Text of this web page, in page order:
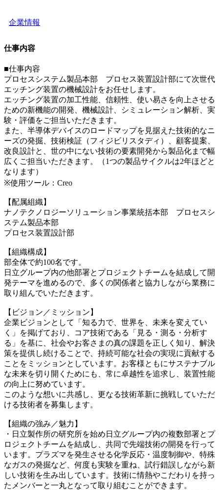
企業情報
仕事内容
■仕事内容
プロセスシステム製品本部 プロセス装置設計部にて次世代
エッチング装置の機械設計をお任せします。
エッチング装置の加工性能、信頼性、使い易さを向上させる
ための新機能の開発、機械設計、シミュレーション解析、実
験・評価をご担当いただきます。
また、半導体デバイスのロードマップを見据えた技術的なニ
ーズの発掘、技術検証（フィジビリスタディ）、顧客提案、
改良設計と、世の中にない技術の要素開発から製品化まで幅
広くご担当いただきます。（1つの製品サイクルは2年ほどと
なります）
※使用ツール：Creo
【配属組織】
ナノテクノロジーソリューション事業統括本部 プロセスシ
ステム製品本部
プロセス装置設計部
【組織構成】
部全体で約100名です。
日立グループ内の他部署とプロジェクトチームを結成して開
発テーマを進めるので、多くの関係者と協力しながら業務に
取り組んでいただきます。
【ビジョン／ミッション】
企業ビジョンとして「知る力で、世界を、未来を変えてい
く」を掲げており、コア技術である「見る・測る・分析す
る」を基に、社会やお客さまの真の課題を正しく知り、解決
策を提供し続けることで、持続可能な社会の実現に貢献する
ことをミッションとしています。お客様ともにサステナブル
な未来を切り開くためにも、常に卓越性を追求し、装置性能
の向上に努めています。
このような想いに共感し、更なる技術革新に挑戦していただ
ける技術者を募集します。
【組織の強み／魅力】
・日立製作所の研究所を始め日立グループ内の複数部署とプ
ロジェクトチームを結成し、共同で先端技術の開発を行って
います。プラズマを発生させる化学反応・温度制御や、特殊
なガスの発掘など、何度も実験を重ね、試行錯誤しながら新
しい技術を生み出しています。技術に情熱やこだわりを持っ
たメンバーと一丸となって取り組むことができます。